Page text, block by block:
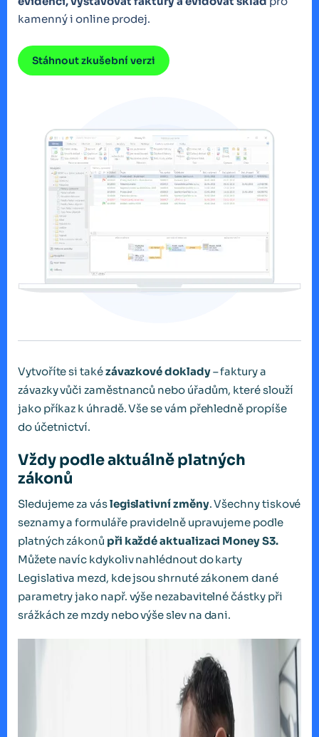
kamenný i online prodej.
Stáhnout zkušební verzi
Vytvoříte si takézávazkové doklady– faktury a
závazky vůči zaměstnanců nebo úřadům, které slouží
jako příkaz k úhradě. Vše se vám přehledně propíše
do účetnictví.
Vždy podle aktuálně platných
zákonů
Sledujeme za váslegislativní změny. Všechny tiskové
seznamy a formuláře pravidelně upravujeme podle
platných zákonů při každé aktualizaci Money S3.
Můžete navíc kdykoliv nahlédnout do karty
Legislativa mezd, kde jsou shrnuté zákonem dané
parametry jako např. výše nezabavitelné částky při
srážkách ze mzdy nebo výše slev na dani.